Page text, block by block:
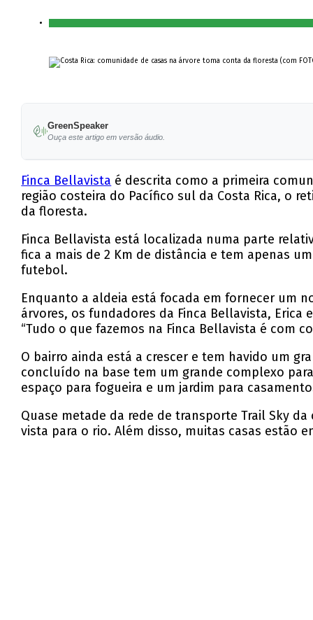
GreenSpeaker
Ouça este artigo em versão áudio.
Finca Bellavista é descrita como a primeira
região costeira do Pacífico sul da Costa Rica, o
da floresta.
Finca Bellavista está localizada numa parte
fica a mais de 2 Km de distância e tem apenas
futebol.
Enquanto a aldeia está focada em fornecer um
árvores, os fundadores da Finca Bellavista,
“Tudo o que fazemos na Finca Bellavista é com
O bairro ainda está a crescer e tem havido um
concluído na base tem um grande complexo
espaço para fogueira e um jardim para
Quase metade da rede de transporte Trail Sky
vista para o rio. Além disso, muitas casas estão